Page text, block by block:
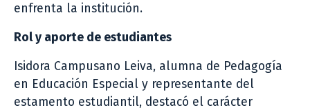
enfrenta la institución.
Rol y aporte de estudiantes
Isidora Campusano Leiva, alumna de Pedagogía
en Educación Especial y representante del
estamento estudiantil, destacó el carácter